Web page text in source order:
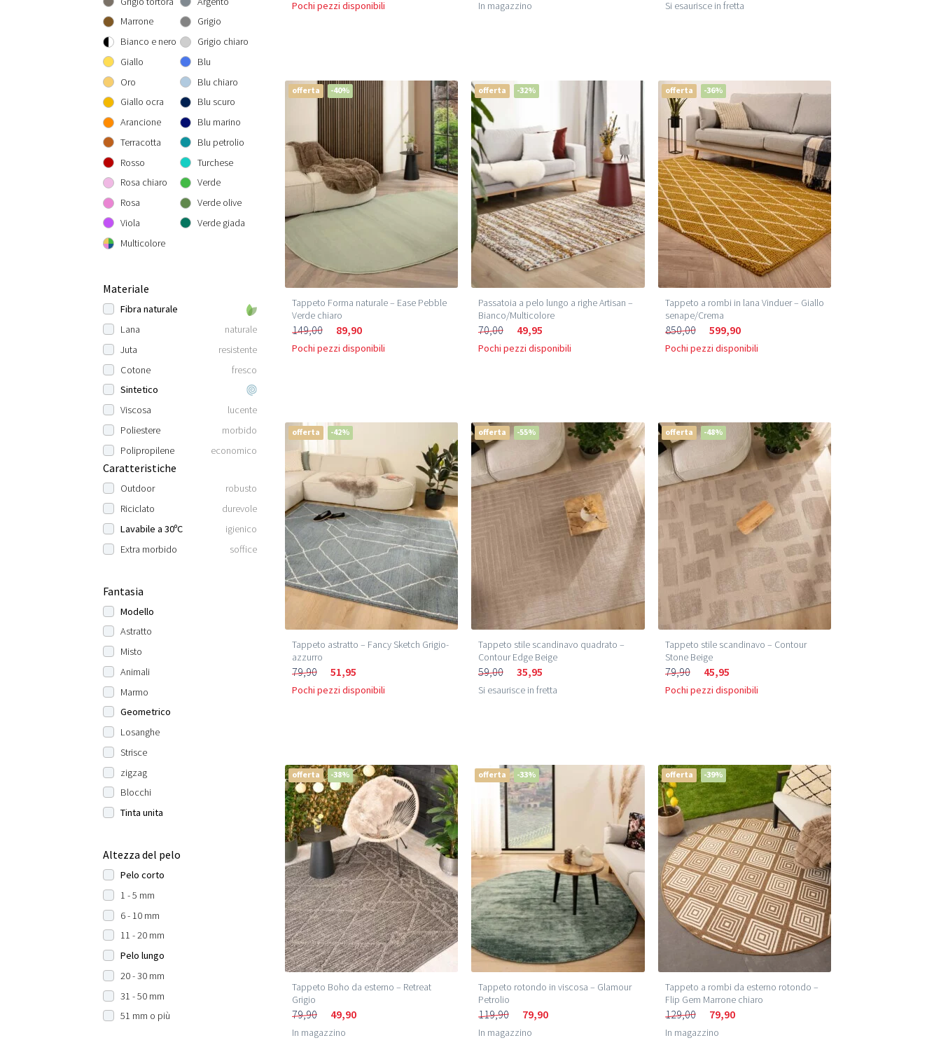
Rotondo 300 cm
300x300 cm
160x230 cm
200x290 cm
240x340 cm
Marrone
Bianco e nero
Giallo
Oro
Giallo ocra
Arancione
Terracotta
Rosso
Rosa chiaro
Rosa
Viola
Multicolore
Grigio
Grigio chiaro
Blu
Blu chiaro
Blu scuro
Blu marino
Blu petrolio
Turchese
Verde
Verde olive
Verde giada
Materiale
Fibra naturale
Lana
naturale
Juta
resistente
Cotone
fresco
Sintetico
Viscosa
lucente
Poliestere
morbido
Polipropilene
economico
Caratteristiche
Outdoor
robusto
Riciclato
durevole
Lavabile a 30ºC
igienico
Extra morbido
soffice
Fantasia
Modello
Astratto
Misto
Animali
Marmo
Geometrico
Losanghe
Strisce
zigzag
Blocchi
Tinta unita
Altezza del pelo
Pelo corto
1 - 5 mm
6 - 10 mm
11 - 20 mm
Pelo lungo
20 - 30 mm
31 - 50 mm
51 mm o più
Pochi pezzi disponibili In magazzino Si esaurisce in fretta
offerta -40%
Tappeto Forma naturale – Ease Pebble
Verde chiaro
149,00 89,90
Pochi pezzi disponibili
offerta -32%
Passatoia a pelo lungo a righe Artisan –
Bianco/Multicolore
70,00 49,95
Pochi pezzi disponibili
offerta -36%
Tappeto a rombi in lana Vinduer – Giallo
senape/Crema
850,00 599,90
Pochi pezzi disponibili
offerta -42%
Tappeto astratto – Fancy Sketch Grigio-
azzurro
79,90 51,95
Pochi pezzi disponibili
offerta -55%
Tappeto stile scandinavo quadrato –
Contour Edge Beige
59,00 35,95
Si esaurisce in fretta
offerta -48%
Tappeto stile scandinavo – Contour
Stone Beige
79,90 45,95
Pochi pezzi disponibili
offerta -38%
Tappeto Boho da esterno – Retreat
Grigio
79,90 49,90
In magazzino
offerta -33%
Tappeto rotondo in viscosa – Glamour
Petrolio
119,90 79,90
In magazzino
offerta -39%
Tappeto a rombi da esterno rotondo –
Flip Gem Marrone chiaro
129,00 79,90
In magazzino